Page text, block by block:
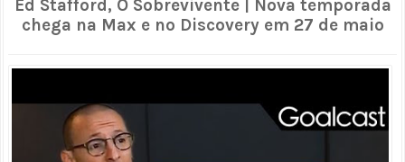
Ed Stafford, O Sobrevivente | Nova temporada
chega na Max e no Discovery em 27 de maio